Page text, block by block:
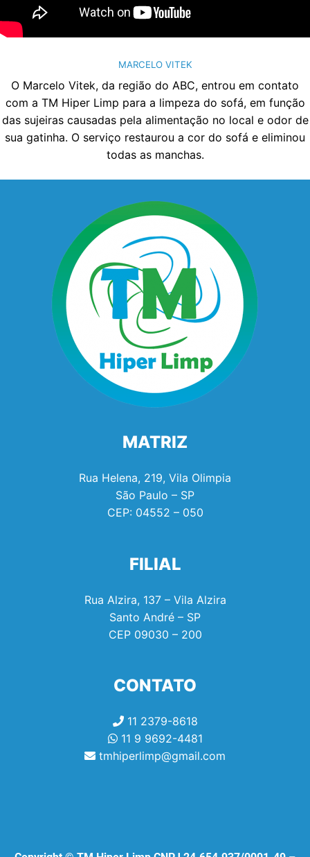
MARCELO VITEK
O Marcelo Vitek, da região do ABC, entrou em contato
com a TM Hiper Limp para a limpeza do sofá, em função
das sujeiras causadas pela alimentação no local e odor de
sua gatinha. O serviço restaurou a cor do sofá e eliminou
todas as manchas.
MATRIZ
Rua Helena, 219, Vila Olimpia
São Paulo – SP
CEP: 04552 – 050
FILIAL
Rua Alzira, 137 – Vila Alzira
Santo André – SP
CEP 09030 – 200
CONTATO
11 2379-8618
11 9 9692-4481
tmhiperlimp@gmail.com